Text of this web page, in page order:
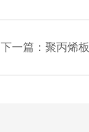
下一篇： 聚丙烯